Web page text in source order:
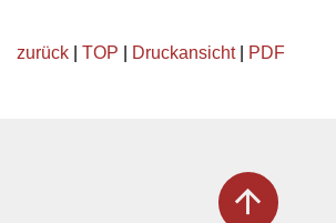
zurück TOP Druckansicht| PDF
arrow_upward